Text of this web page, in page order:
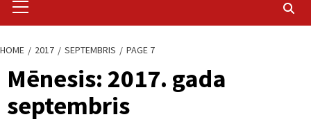
Menu
HOME 2017 SEPTEMBRIS PAGE 7
Mēnesis: 2017. gada
septembris